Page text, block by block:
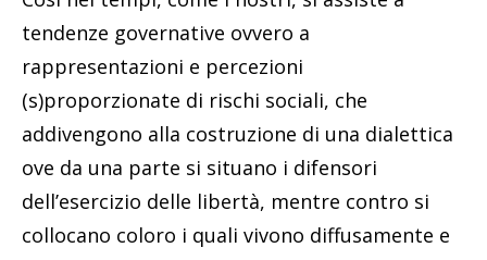
tendenze governative ovvero a
rappresentazioni e percezioni
(s)proporzionate di rischi sociali, che
addivengono alla costruzione di una dialettica
ove da una parte si situano i difensori
dell’esercizio delle libertà, mentre contro si
collocano coloro i quali vivono diffusamente e